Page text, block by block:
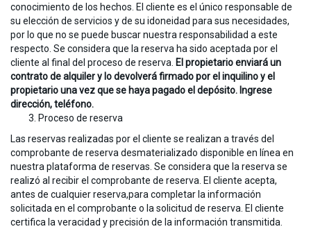
conocimiento de los hechos. El cliente es el único responsable de
su elección de servicios y de su idoneidad para sus necesidades,
por lo que no se puede buscar nuestra responsabilidad a este
respecto. Se considera que la reserva ha sido aceptada por el
cliente al final del proceso de reserva. El propietario enviará un
contrato de alquiler y lo devolverá firmado por el inquilino y el
propietario una vez que se haya pagado el depósito. Ingrese
dirección, teléfono.
Proceso de reserva
Las reservas realizadas por el cliente se realizan a través del
comprobante de reserva desmaterializado disponible en línea en
nuestra plataforma de reservas. Se considera que la reserva se
realizó al recibir el comprobante de reserva. El cliente acepta,
antes de cualquier reserva,para completar la información
solicitada en el comprobante o la solicitud de reserva. El cliente
certifica la veracidad y precisión de la información transmitida.